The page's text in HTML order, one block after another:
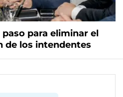
para eliminar el
de los intendentes